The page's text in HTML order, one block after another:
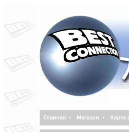
Главная • Магазин • Карта